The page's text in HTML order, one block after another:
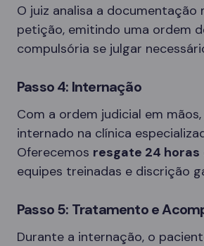
O juiz analisa a documentação
petição, emitindo uma ordem
compulsória se julgar
Passo 4: Internação
Com a ordem judicial em
internado na clínica
Oferecemos resgate 24 horas
equipes treinadas e discrição
Passo 5: Tratamento e
Durante a internação, o